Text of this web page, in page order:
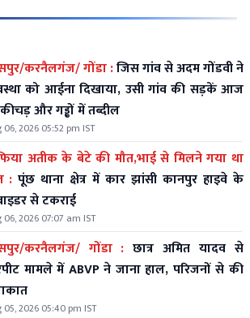
परसपुर/करनैलगंज/ गोंडा :जिस गांव से अदम गोंडवी ने
को आईना दिखाया, उसी गांव की सड़कें आज
और गड्ढों में तब्दील
06, 2026 05:52 pm IST
अतीक के बेटे की मौत,भाई से मिलने गया था
जेल : पूंछ थाना क्षेत्र में कार झांसी कानपुर हाइवे के
से टकराई
06, 2026 07:07 am IST
परसपुर/करनैलगंज/ गोंडा : छात्र अमित यादव से
मामले में ABVP ने जाना हाल, परिजनों से की
05, 2026 05:40 pm IST